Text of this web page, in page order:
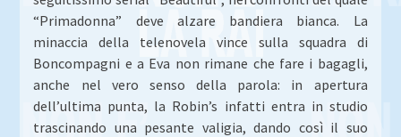
“Primadonna” deve alzare bandiera bianca. La
minaccia della telenovela vince sulla squadra di
Boncompagni e a Eva non rimane che fare i bagagli,
anche nel vero senso della parola: in apertura
dell’ultima punta, la Robin’s infatti entra in studio
trascinando una pesante valigia, dando così il suo